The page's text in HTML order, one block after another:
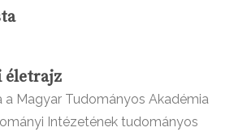
életrajz
a Magyar Tudományos Akadémia
Intézetének tudományos